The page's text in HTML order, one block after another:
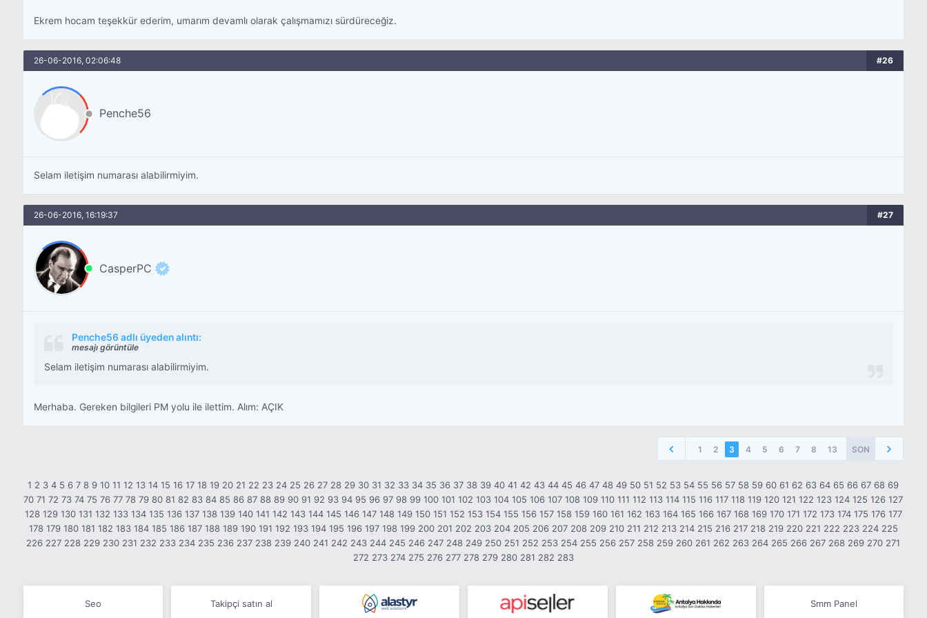
Ekrem hocam teşekkür ederim, umarım devamlı olarak çalışmamızı sürdüreceğiz.
26-06-2016, 02:06:48 #26
Penche56
Selam iletişim numarası alabilirmiyim.
26-06-2016, 16:19:37 #27
CasperPC
Penche56 adlı üyeden alıntı:
mesajı görüntüle
Selam iletişim numarası alabilirmiyim.
Merhaba. Gereken bilgileri PM yolu ile ilettim. Alım: AÇIK
1 2 3 4 5 6 7 8 13 SON
1 2 3 4 5 6 7 8 9 10 11 12 13 14 15 16 17 18 19 20 21 22 23 24 25 26 27 28 29 30 31 32 33 34 35 36 37 38 39 40 41 42 43 44 45 46 47 48 49 50 51 52 53 54 55 56 57 58 59 60 61 62 63 64 65 66 67 68 69
70 71 72 73 74 75 76 77 78 79 80 81 82 83 84 85 86 87 88 89 90 91 92 93 94 95 96 97 98 99 100 101 102 103 104 105 106 107 108 109 110 111 112 113 114 115 116 117 118 119 120 121 122 123 124 125 126 127
128 129 130 131 132 133 134 135 136 137 138 139 140 141 142 143 144 145 146 147 148 149 150 151 152 153 154 155 156 157 158 159 160 161 162 163 164 165 166 167 168 169 170 171 172 173 174 175 176 177
178 179 180 181 182 183 184 185 186 187 188 189 190 191 192 193 194 195 196 197 198 199 200 201 202 203 204 205 206 207 208 209 210 211 212 213 214 215 216 217 218 219 220 221 222 223 224 225
226 227 228 229 230 231 232 233 234 235 236 237 238 239 240 241 242 243 244 245 246 247 248 249 250 251 252 253 254 255 256 257 258 259 260 261 262 263 264 265 266 267 268 269 270 271
272 273 274 275 276 277 278 279 280 281 282 283
Seo Takipçi satın al Smm Panel